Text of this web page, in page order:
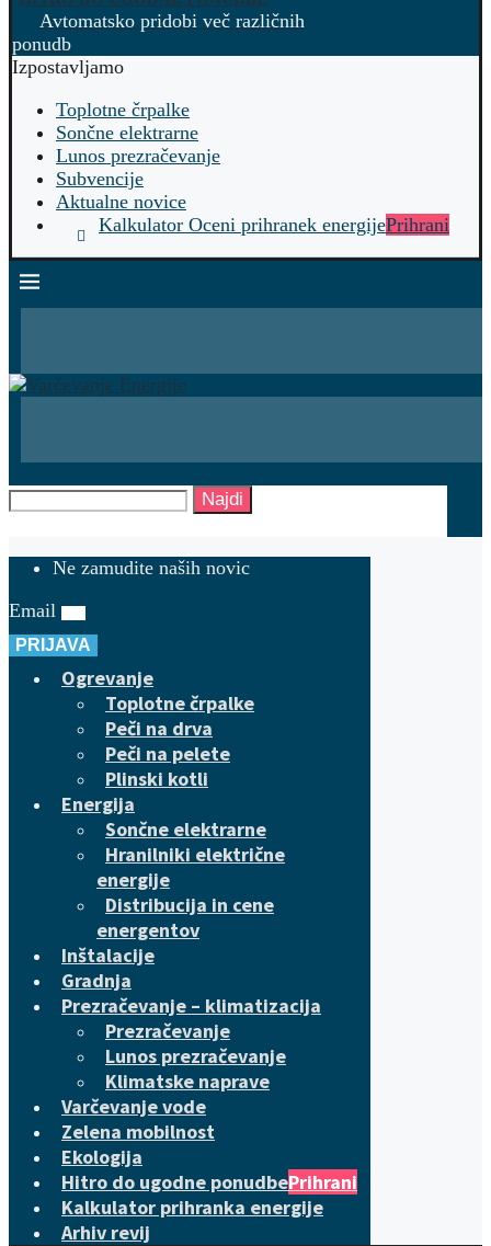
Avtomatsko pridobi več različnih
ponudb
Izpostavljamo
Toplotne črpalke
Sončne elektrarne
Lunos prezračevanje
Subvencije
Aktualne novice
Kalkulator Oceni prihranek energijePrihrani
Najdi
Ne zamudite naših novic
Email
PRIJAVA
Ogrevanje
Toplotne črpalke
Peči na drva
Peči na pelete
Plinski kotli
Energija
Sončne elektrarne
Hranilniki električne
energije
Distribucija in cene
energentov
Inštalacije
Gradnja
Prezračevanje – klimatizacija
Prezračevanje
Lunos prezračevanje
Klimatske naprave
Varčevanje vode
Zelena mobilnost
Ekologija
Hitro do ugodne ponudbePrihrani
Kalkulator prihranka energije
Arhiv revij